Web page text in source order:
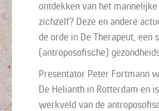
ontdekken van het
zichzelf? Deze en andere
de orde in De Therapeut, een
(antroposofische)
Presentator Peter Fortmann
De Helianth in Rotterdam en
werkveld van de